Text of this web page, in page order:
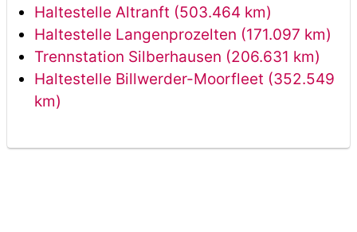
Haltestelle Altranft (503.464 km)
Haltestelle Langenprozelten (171.097 km)
Trennstation Silberhausen (206.631 km)
Haltestelle Billwerder-Moorfleet (352.549
km)